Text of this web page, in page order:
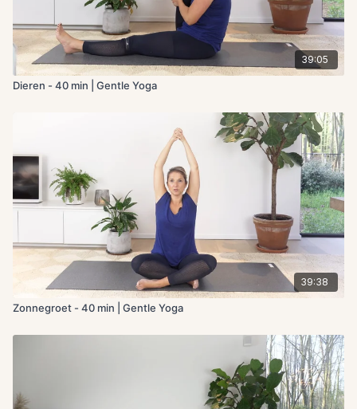
39:05
Dieren - 40 min | Gentle Yoga
39:38
Zonnegroet - 40 min | Gentle Yoga